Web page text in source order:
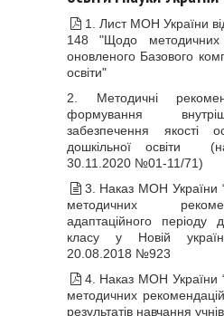
1. Лист МОН України
148 "Щодо методичних
оновленого Базового
освіти"
2. Методичні
формування
забезпечення якості
дошкільної освіти
30.11.2020 №01-11/71)
3. Наказ МОН України
методичних
адаптаційного періоду
класу у Новій
20.08.2018 №923
4. Наказ МОН України
методичних
результатів навчання